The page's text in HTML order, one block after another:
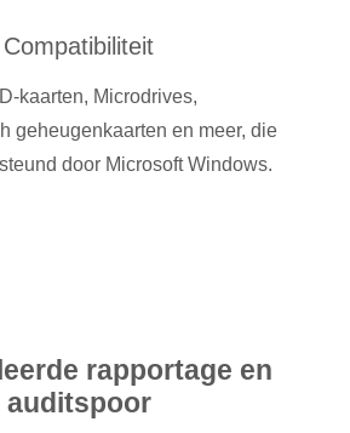
Compatibiliteit
kaarten, Microdrives,
geheugenkaarten en meer, die
door Microsoft Windows.
rapportage en
auditspoor